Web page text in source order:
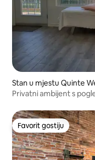
Stan u mjestu Quinte
Privatni ambijent s
Favorit gostiju
Favorit gostiju